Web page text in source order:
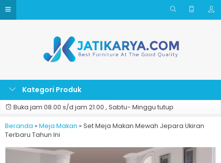
Kategori Produk
Buka jam 08.00 s/d jam 21.00 , Sabtu- Minggu tutup
Beranda » Meja Makan » Set Meja Makan Mewah Jepara Ukiran
Terbaru Tahun Ini